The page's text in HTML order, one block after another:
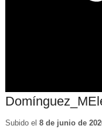
Subido el 8 de junio de